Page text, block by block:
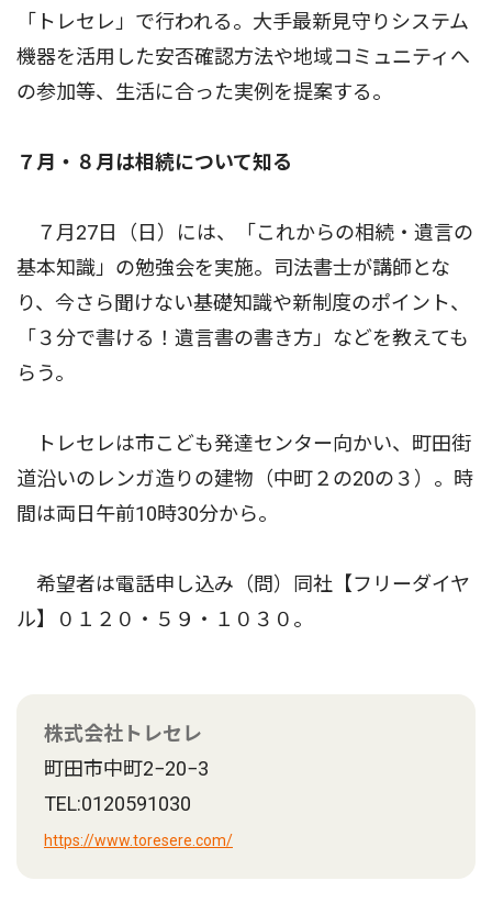
「トレセレ」で行われる。大手最新見守りシステム
機器を活用した安否確認方法や地域コミュニティへ
の参加等、生活に合った実例を提案する。
７月・８月は相続について知る
７月27日（日）には、「これからの相続・遺言の
基本知識」の勉強会を実施。司法書士が講師とな
り、今さら聞けない基礎知識や新制度のポイント、
「３分で書ける！遺言書の書き方」などを教えても
らう。
トレセレは市こども発達センター向かい、町田街
道沿いのレンガ造りの建物（中町２の20の３）。時
間は両日午前10時30分から。
希望者は電話申し込み（問）同社【フリーダイヤ
ル】０１２０・５９・１０３０。
株式会社トレセレ
町田市中町2−20−3
TEL:0120591030
https://www.toresere.com/